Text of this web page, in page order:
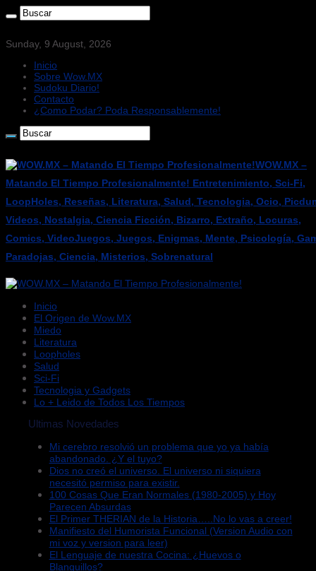
Sunday, 9 August, 2026
Inicio
Sobre Wow.MX
Sudoku Diario!
Contacto
¿Como Podar? Poda Responsablemente!
WOW.MX –
Matando El Tiempo Profesionalmente! Entretenimiento, Sci-Fi,
LoopHoles, Reseñas, Literatura, Salud, Tecnologia, Ocio,
Videos, Nostalgia, Ciencia Ficción, Bizarro, Extraño, Locuras,
Comics, VideoJuegos, Juegos, Enigmas, Mente, Psicología,
Paradojas, Ciencia, Misterios, Sobrenatural
Inicio
El Origen de Wow.MX
Miedo
Literatura
Loopholes
Salud
Sci-Fi
Tecnologia y Gadgets
Lo + Leido de Todos Los Tiempos
Ultimas Novedades
Mi cerebro resolvió un problema que yo ya había
abandonado. ¿Y el tuyo?
Dios no creó el universo. El universo ni siquiera
necesitó permiso para existir.
100 Cosas Que Eran Normales (1980-2005) y Hoy
Parecen Absurdas
El Primer THERIAN de la Historia…..No lo vas a creer!
Manifiesto del Humorista Funcional (Version Audio con
mi voz y version para leer)
El Lenguaje de nuestra Cocina: ¿Huevos o
Blanquillos?